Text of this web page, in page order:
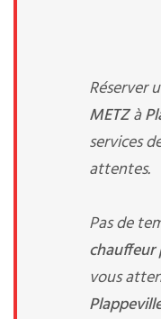
Réserver
METZà
services
attentes.
Pas de
chauffeur
vous